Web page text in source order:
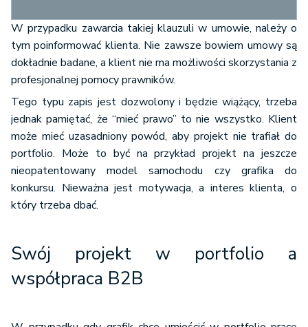
W przypadku zawarcia takiej klauzuli w umowie, należy o
tym poinformować klienta. Nie zawsze bowiem umowy są
dokładnie badane, a klient nie ma możliwości skorzystania z
profesjonalnej pomocy prawników.
Tego typu zapis jest dozwolony i będzie wiążący, trzeba
jednak pamiętać, że “mieć prawo” to nie wszystko. Klient
może mieć uzasadniony powód, aby projekt nie trafiał do
portfolio. Może to być na przykład projekt na jeszcze
nieopatentowany model samochodu czy grafika do
konkursu. Nieważna jest motywacja, a interes klienta, o
który trzeba dbać.
Swój projekt w portfolio a
współpraca B2B